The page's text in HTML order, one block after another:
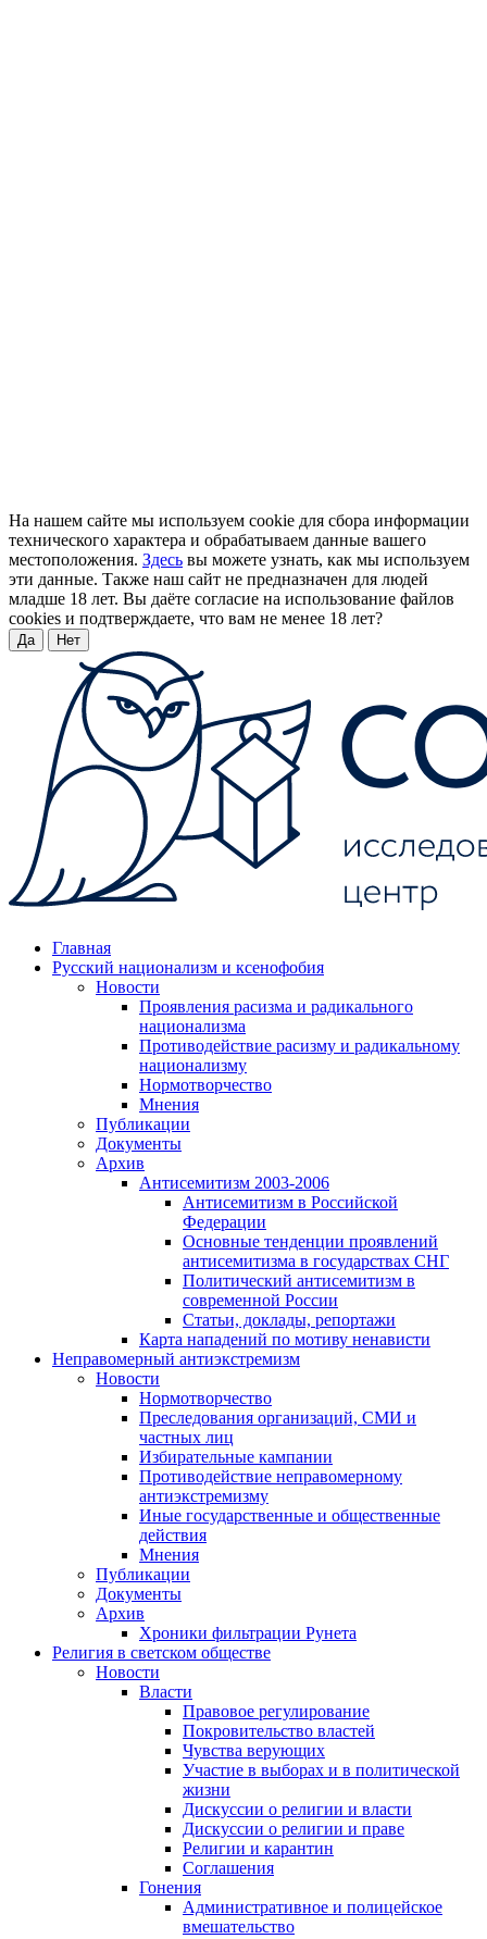
На нашем сайте мы используем cookie для сбора информации
технического характера и обрабатываем данные вашего
местоположения. Здесь вы можете узнать, как мы используем
эти данные. Также наш сайт не предназначен для людей
младше 18 лет. Вы даёте согласие на использование файлов
cookies и подтверждаете, что вам не менее 18 лет?
Да Нет
Главная
Русский национализм и ксенофобия
Новости
Проявления расизма и радикального
национализма
Противодействие расизму и радикальному
национализму
Нормотворчество
Мнения
Публикации
Документы
Архив
Антисемитизм 2003-2006
Антисемитизм в Российской
Федерации
Основные тенденции проявлений
антисемитизма в государствах СНГ
Политический антисемитизм в
современной России
Статьи, доклады, репортажи
Карта нападений по мотиву ненависти
Неправомерный антиэкстремизм
Новости
Нормотворчество
Преследования организаций, СМИ и
частных лиц
Избирательные кампании
Противодействие неправомерному
антиэкстремизму
Иные государственные и общественные
действия
Мнения
Публикации
Документы
Архив
Хроники фильтрации Рунета
Религия в светском обществе
Новости
Власти
Правовое регулирование
Покровительство властей
Чувства верующих
Участие в выборах и в политической
жизни
Дискуссии о религии и власти
Дискуссии о религии и праве
Религии и карантин
Соглашения
Гонения
Административное и полицейское
вмешательство